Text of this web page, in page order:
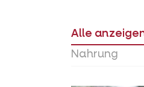
Alle
Nahrung